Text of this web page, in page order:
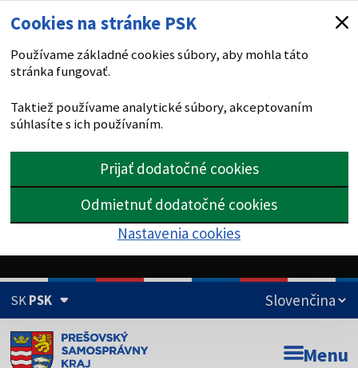
Cookies na stránke PSK
Používame základné cookies súbory, aby mohla táto
stránka fungovať.
Taktiež používame analytické súbory, akceptovaním
súhlasíte s ich používaním.
Prijať dodatočné cookies
Odmietnuť dodatočné cookies
Nastavenia cookies
SKPSK
Doména psk.sk je oficiálna Menu